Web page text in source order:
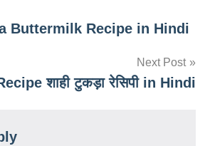
Buttermilk Recipe in Hindi
Next Post
शाही टुकड़ा रेसिपी in Hindi